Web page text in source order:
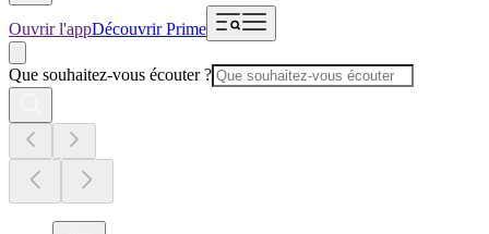
Ouvrir l'appDécouvrir Prime
Que souhaitez-vous écouter ?